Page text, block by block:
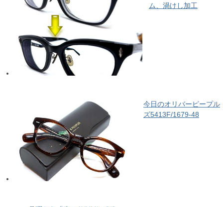
ム、渦けし加工
今日のオリバーピープル
ズ5413F/1679-48